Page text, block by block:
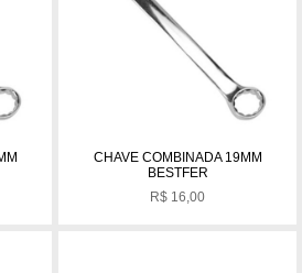
CHAVE COMBINADA 19MM
BESTFER
R$ 16,00